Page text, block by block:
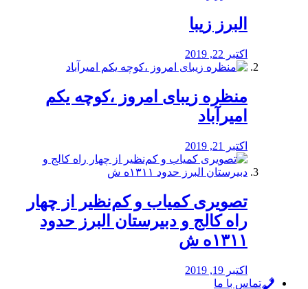
البرز زیبا
اکتبر 22, 2019
منظره‌‌ زیبای امروز ،کوچه یکم
امیرآباد
اکتبر 21, 2019
️تصویری کمیاب و کم‌نظیر از چهار
راه كالج و دبيرستان البرز حدود
۱۳۱۱ه ش
اکتبر 19, 2019
تماس با ما